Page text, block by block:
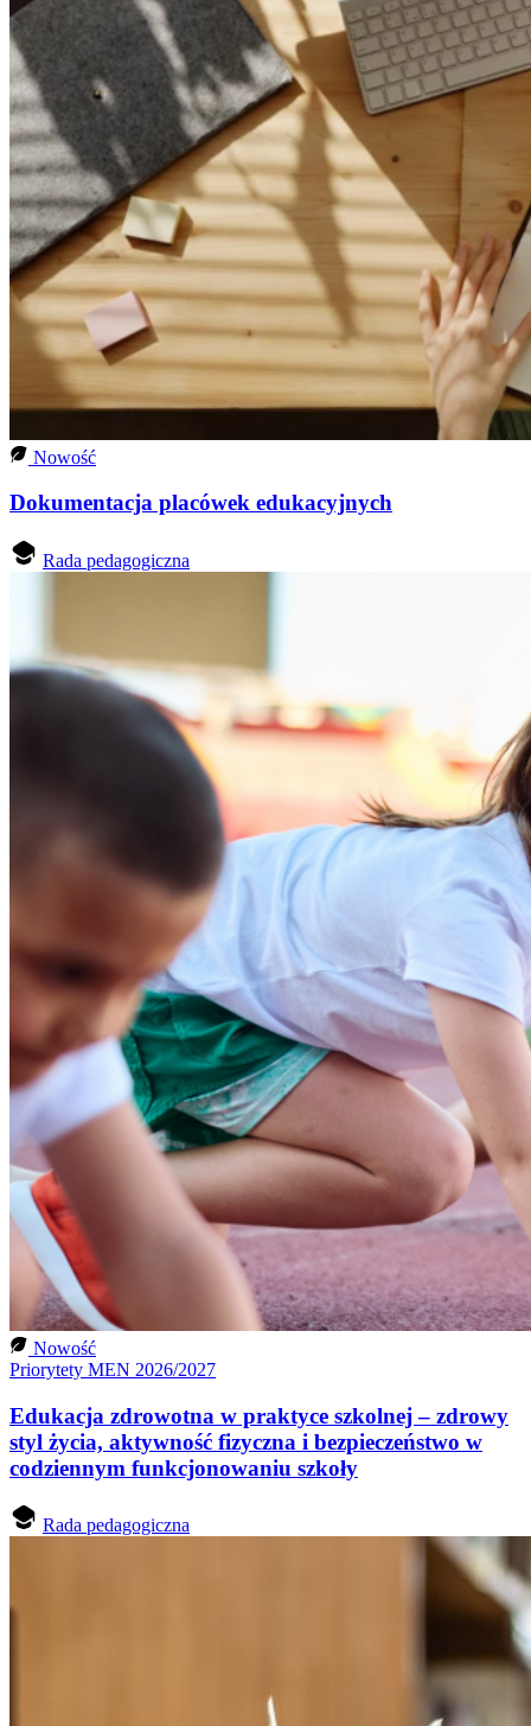
Nowość
Dokumentacja placówek edukacyjnych
Rada pedagogiczna
Nowość
Priorytety MEN 2026/2027
Edukacja zdrowotna w praktyce szkolnej – zdrowy
styl życia, aktywność fizyczna i bezpieczeństwo w
codziennym funkcjonowaniu szkoły
Rada pedagogiczna